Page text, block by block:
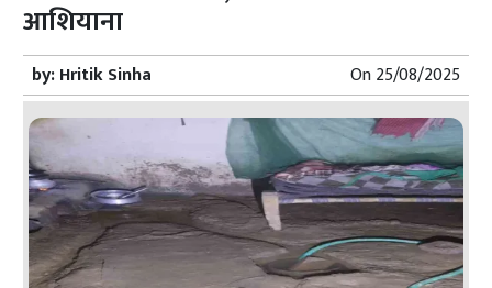
आशियाना
by:Hritik Sinha On25/08/2025